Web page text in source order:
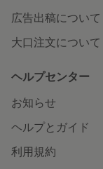
広告出稿について
大口注文について
ヘルプセンター
お知らせ
ヘルプとガイド
利用規約